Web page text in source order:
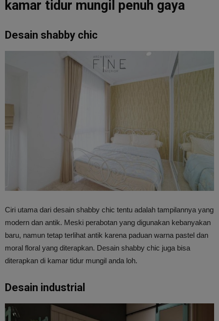
kamar tidur mungil penuh gaya
Desain shabby chic
Ciri utama dari desain shabby chic tentu adalah tampilannya yang
modern dan antik. Meski perabotan yang digunakan kebanyakan
baru, namun tetap terlihat antik karena paduan warna pastel dan
moral floral yang diterapkan. Desain shabby chic juga bisa
diterapkan di kamar tidur mungil anda loh.
Desain industrial